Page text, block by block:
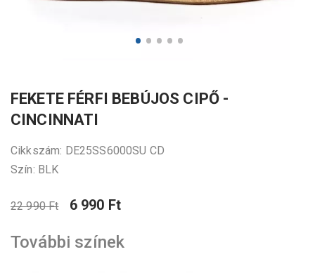
FEKETE FÉRFI BEBÚJOS CIPŐ -
CINCINNATI
Cikkszám: DE25SS6000SU CD
Szín: BLK
22 990 Ft 6 990 Ft
További színek